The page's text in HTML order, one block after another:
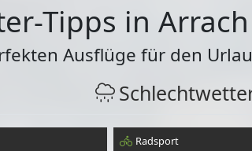
Tipps in Arrach
Ausflüge für den
Radsport